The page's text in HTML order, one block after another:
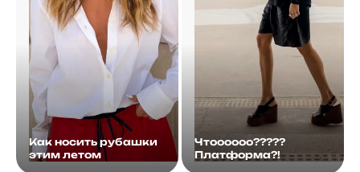
Как носить рубашки
этим летом
Чтоооооо?????
Платформа?!